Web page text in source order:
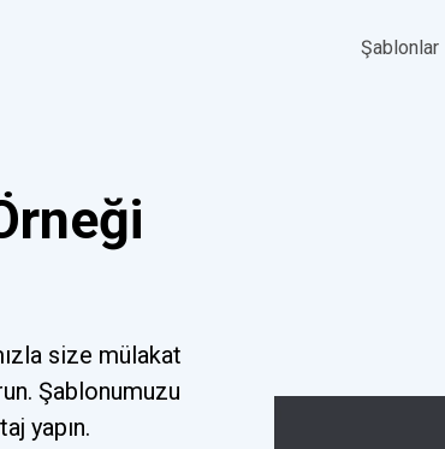
Şablonlar
size mülakat
Şablonumuzu
yapın.